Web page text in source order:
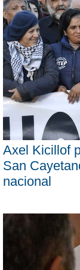
Axel Kicillof
San
nacional